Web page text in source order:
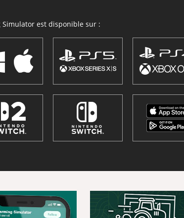
Simulator est disponible sur :